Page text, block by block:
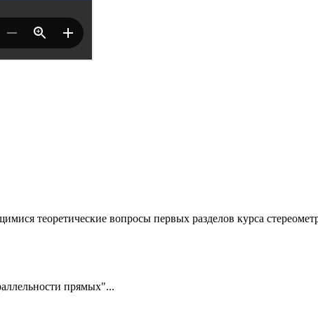
теоретические вопросы первых разделов курса
прямых"...